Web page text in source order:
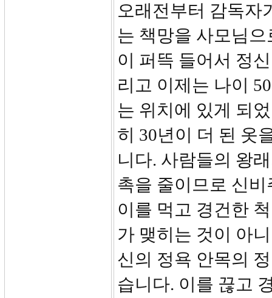
오래전부터 감독자
는 책망을 사모님
이 퍼뜩 들어서 정
리고 이제는 나이
는 위치에 있게 되
히 30년이 더 된 옷
니다. 사람들의 왕
촉을 줄이므로 신
이를 먹고 경건한
가 맺히는 것이 아
신의 정욕 안목의
습니다. 이를 끊고